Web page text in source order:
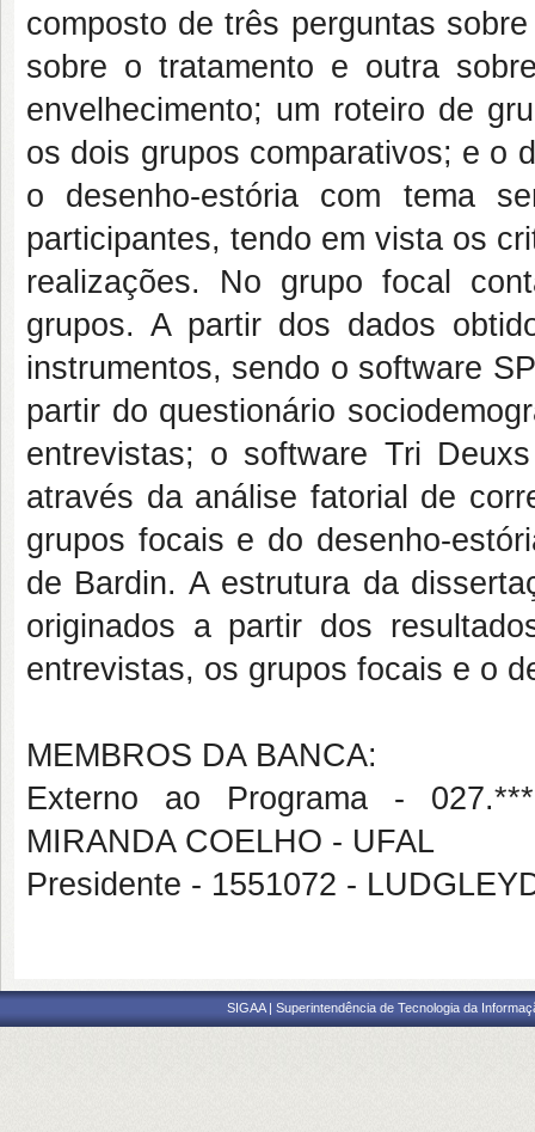
composto de três perguntas
sobre o tratamento e outra
envelhecimento; um roteiro de
os dois grupos comparativos; e o
o desenho-estória com tema
participantes, tendo em vista os
realizações. No grupo focal
grupos. A partir dos dados
instrumentos, sendo o software
partir do questionário
entrevistas; o software Tri
através da análise fatorial de
grupos focais e do desenho-
de Bardin. A estrutura da
originados a partir dos
entrevistas, os grupos focais e o
MEMBROS DA BANCA:
Externo ao Programa -
MIRANDA COELHO - UFAL
Presidente - 1551072 -
SIGAA | Superintendência de Tecnologia da